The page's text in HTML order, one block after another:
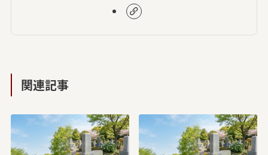
関連記事